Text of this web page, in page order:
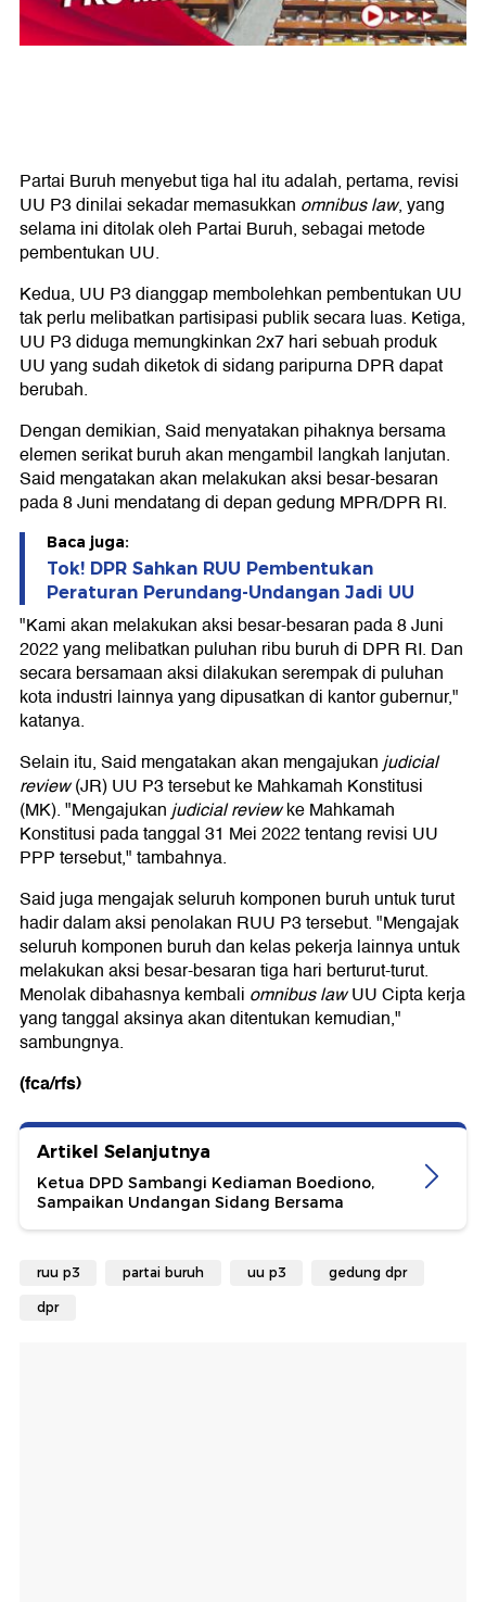
Partai Buruh menyebut tiga hal itu adalah, pertama, revisi
UU P3 dinilai sekadar memasukkan omnibus law, yang
selama ini ditolak oleh Partai Buruh, sebagai metode
pembentukan UU.
Kedua, UU P3 dianggap membolehkan pembentukan UU
tak perlu melibatkan partisipasi publik secara luas. Ketiga,
UU P3 diduga memungkinkan 2x7 hari sebuah produk
UU yang sudah diketok di sidang paripurna DPR dapat
berubah.
Dengan demikian, Said menyatakan pihaknya bersama
elemen serikat buruh akan mengambil langkah lanjutan.
Said mengatakan akan melakukan aksi besar-besaran
pada 8 Juni mendatang di depan gedung MPR/DPR RI.
Baca juga:
Tok! DPR Sahkan RUU Pembentukan
Peraturan Perundang-Undangan Jadi UU
"Kami akan melakukan aksi besar-besaran pada 8 Juni
2022 yang melibatkan puluhan ribu buruh di DPR RI. Dan
secara bersamaan aksi dilakukan serempak di puluhan
kota industri lainnya yang dipusatkan di kantor gubernur,"
katanya.
Selain itu, Said mengatakan akan mengajukanjudicial
review(JR) UU P3 tersebut ke Mahkamah Konstitusi
(MK). "Mengajukanjudicial reviewke Mahkamah
Konstitusi pada tanggal 31 Mei 2022 tentang revisi UU
PPP tersebut," tambahnya.
Said juga mengajak seluruh komponen buruh untuk turut
hadir dalam aksi penolakan RUU P3 tersebut. "Mengajak
seluruh komponen buruh dan kelas pekerja lainnya untuk
melakukan aksi besar-besaran tiga hari berturut-turut.
Menolak dibahasnya kembali omnibus lawUU Cipta kerja
yang tanggal aksinya akan ditentukan kemudian,"
sambungnya.
(fca/rfs)
Artikel Selanjutnya
Ketua DPD Sambangi Kediaman Boediono,
Sampaikan Undangan Sidang Bersama
ruu p3 partai buruh uu p3 gedung dpr
dpr